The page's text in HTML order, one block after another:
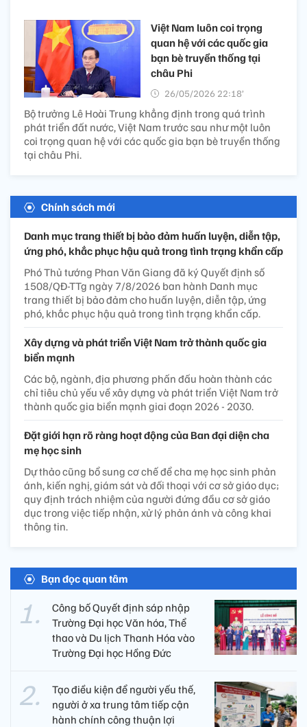
Việt Nam luôn coi trọng
quan hệ với các quốc gia
bạn bè truyền thống tại
châu Phi
26/05/2026 22:18’
Bộ trưởng Lê Hoài Trung khẳng định trong quá trình
phát triển đất nước, Việt Nam trước sau như một luôn
coi trọng quan hệ với các quốc gia bạn bè truyền thống
tại châu Phi.
Chính sách mới
Danh mục trang thiết bị bảo đảm huấn luyện, diễn tập,
ứng phó, khắc phục hậu quả trong tình trạng khẩn cấp
Phó Thủ tướng Phan Văn Giang đã ký Quyết định số
1508/QĐ-TTg ngày 7/8/2026 ban hành Danh mục
trang thiết bị bảo đảm cho huấn luyện, diễn tập, ứng
phó, khắc phục hậu quả trong tình trạng khẩn cấp.
Xây dựng và phát triển Việt Nam trở thành quốc gia
biển mạnh
Các bộ, ngành, địa phương phấn đấu hoàn thành các
chỉ tiêu chủ yếu về xây dựng và phát triển Việt Nam trở
thành quốc gia biển mạnh giai đoạn 2026 - 2030.
Đặt giới hạn rõ ràng hoạt động của Ban đại diện cha
mẹ học sinh
Dự thảo cũng bổ sung cơ chế để cha mẹ học sinh phản
ánh, kiến nghị, giám sát và đối thoại với cơ sở giáo dục;
quy định trách nhiệm của người đứng đầu cơ sở giáo
dục trong việc tiếp nhận, xử lý phản ánh và công khai
thông tin.
Bạn đọc quan tâm
Công bố Quyết định sáp nhập
Trường Đại học Văn hóa, Thể
thao và Du lịch Thanh Hóa vào
Trường Đại học Hồng Đức
Tạo điều kiện để người yếu thế,
người ở xa trung tâm tiếp cận
hành chính công thuận lợi